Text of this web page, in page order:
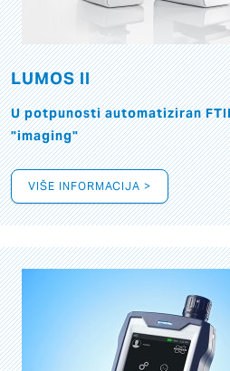
LUMOS II
U potpunosti automatiziran
"imaging"
VIŠE INFORMACIJA >